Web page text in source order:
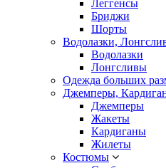
Леггенсы
Бриджи
Шорты
Водолазки,
Водолазки
Лонгсливы
Одежда больших
Джемперы,
Джемперы
Жакеты
Кардиганы
Жилеты
Костюмы